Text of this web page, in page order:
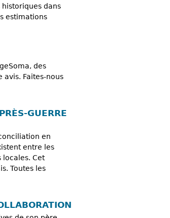
dans
estimations
des
avis. Faites-nous
GUERRE
en
entre les
locales. Cet
Toutes les